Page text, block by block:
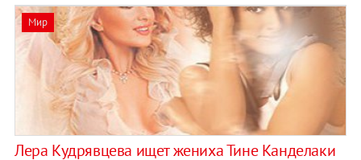
Мир
Лера Кудрявцева ищет жениха Тине Канделаки